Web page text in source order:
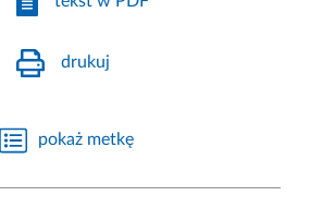
drukuj
pokaż metkę